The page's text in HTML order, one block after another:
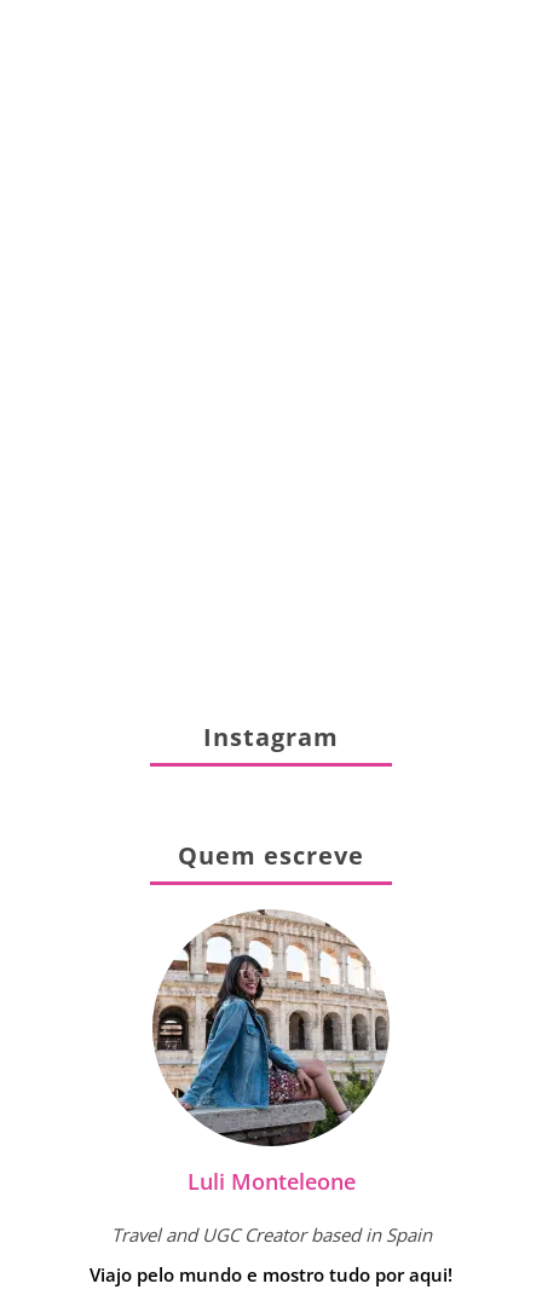
Instagram
Quem escreve
Luli Monteleone
Travel and UGC Creator based in Spain
Viajo pelo mundo e mostro tudo por aqui!